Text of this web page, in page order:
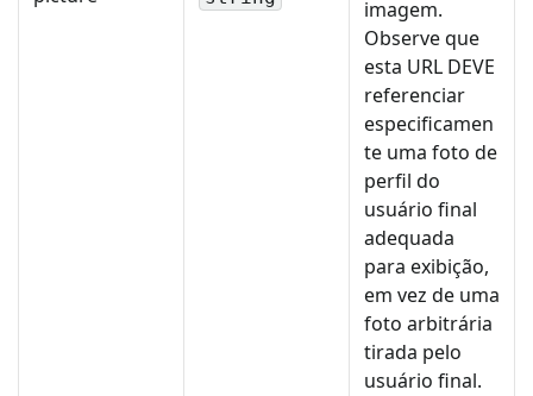
imagem.
Observe que
esta URL DEVE
referenciar
especificamen
te uma foto de
perfil do
usuário final
adequada
para exibição,
em vez de uma
foto arbitrária
tirada pelo
usuário final.